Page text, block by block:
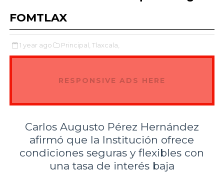
FOMTLAX
1 year ago Principal, Tlaxcala,
RESPONSIVE ADS HERE
Carlos Augusto Pérez Hernández
afirmó que la Institución ofrece
condiciones seguras y flexibles con
una tasa de interés baja